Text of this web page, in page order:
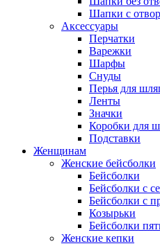
Шапки с
Аксессуары
Перчатки
Варежки
Шарфы
Снуды
Перья для
Ленты
Значки
Коробки для
Подставки
Женщинам
Женские бейсболки
Бейсболки
Бейсболки с
Бейсболки с
Козырьки
Бейсболки
Женские кепки